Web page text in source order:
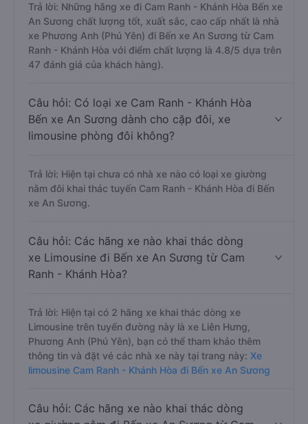
Trả lời: Những hãng xe đi Cam Ranh - Khánh Hòa Bến xe
An Sương chất lượng tốt, xuất sắc, cao cấp nhất là nhà
xe Phương Anh (Phú Yên) đi Bến xe An Sương từ Cam
Ranh - Khánh Hòa với điểm chất lượng là 4.8/5 dựa trên
47 đánh giá của khách hàng).
Câu hỏi: Có loại xe Cam Ranh - Khánh Hòa
Bến xe An Sương dành cho cặp đôi, xe
limousine phòng đôi không?
Trả lời: Hiện tại chưa có nhà xe nào có loại xe giường
nằm đôi khai thác tuyến Cam Ranh - Khánh Hòa đi Bến
xe An Sương.
Câu hỏi: Các hãng xe nào khai thác dòng
xe Limousine đi Bến xe An Sương từ Cam
Ranh - Khánh Hòa?
Trả lời: Hiện tại có 2 hãng xe khai thác dòng xe
Limousine trên tuyến đường này là xe Liên Hưng,
Phương Anh (Phú Yên), bạn có thể tham khảo thêm
thông tin và đặt vé các nhà xe này tại trang này: Xe
limousine Cam Ranh - Khánh Hòa đi Bến xe An Sương
Câu hỏi: Các hãng xe nào khai thác dòng